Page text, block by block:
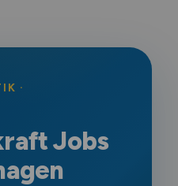
·
Jobs